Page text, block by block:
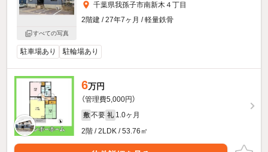
すべての写真
千葉県我孫子市南新木４丁目
2階建 / 27年7ヶ月 / 軽量鉄骨
駐車場あり 駐輪場あり
6万円
（管理費5,000円）
敷 不要 礼 1.0ヶ月
2階 / 2LDK / 53.76㎡